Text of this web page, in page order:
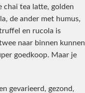
chai tea latte, golden
de ander met humus,
en rucola is
naar binnen kunnen
goedkoop. Maar je
gevarieerd, gezond,